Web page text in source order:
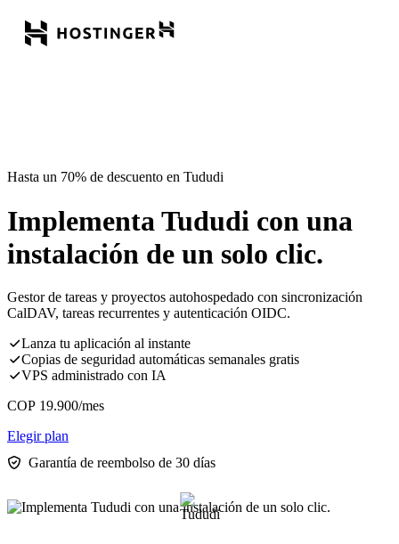
Hasta un 70% de descuento en Tududi
Implementa Tududi con una
instalación de un solo clic.
Gestor de tareas y proyectos autohospedado con sincronización
CalDAV, tareas recurrentes y autenticación OIDC.
Lanza tu aplicación al instante
Copias de seguridad automáticas semanales gratis
VPS administrado con IA
COP 19.900/mes
Elegir plan
Garantía de reembolso de 30 días